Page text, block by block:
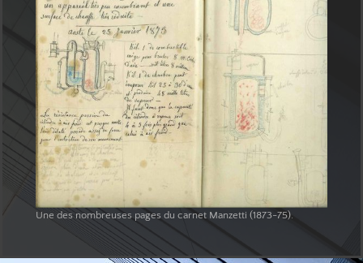
Une des nombreuses pages du carnet Manzetti (1873-75).